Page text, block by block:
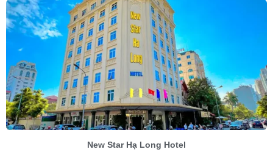
New Star Hạ Long Hotel